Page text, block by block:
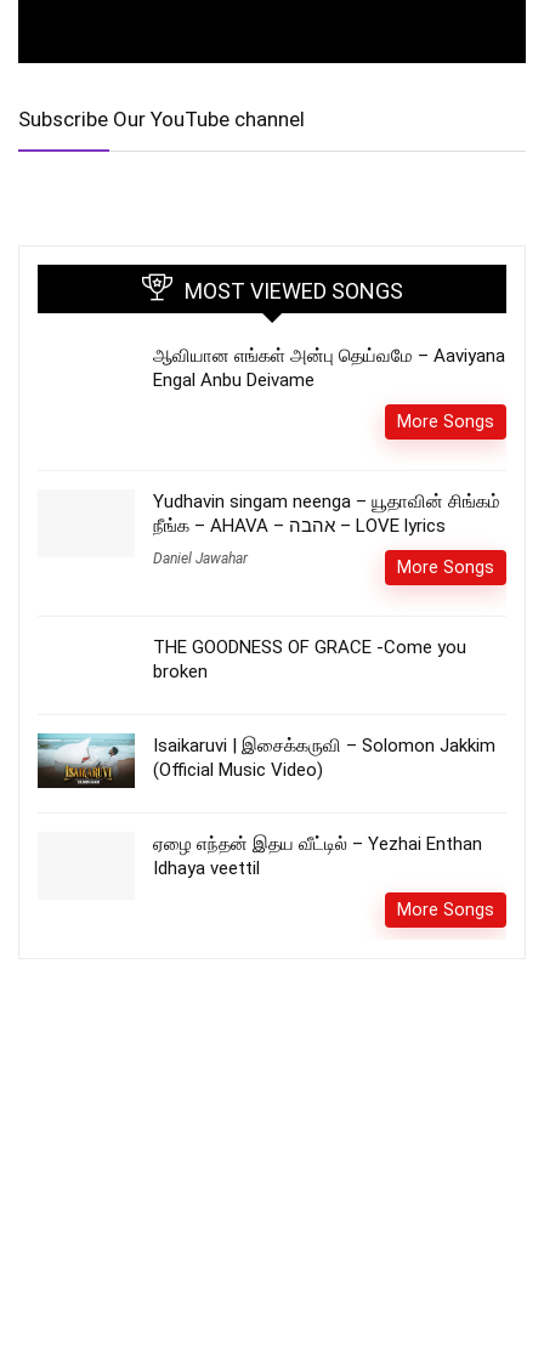
Subscribe Our YouTube channel
MOST VIEWED SONGS
ஆவியான எங்கள் அன்பு தெய்வமே – Aaviyana
Engal Anbu Deivame
More Songs
Yudhavin singam neenga – யூதாவின் சிங்கம்
நீங்க – AHAVA – אהבה – LOVE lyrics
Daniel Jawahar More Songs
THE GOODNESS OF GRACE -Come you
broken
Isaikaruvi | இசைக்கருவி – Solomon Jakkim
(Official Music Video)
ஏழை எந்தன் இதய வீட்டில் – Yezhai Enthan
Idhaya veettil
More Songs